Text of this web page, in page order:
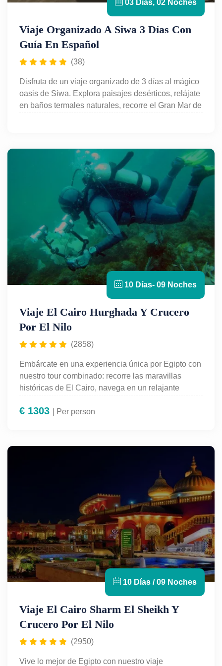
03 Días, 02 Noches
Viaje Organizado A Siwa 3 Días Con
Guía En Español
(38)
Disfruta de un viaje organizado de 3 días al mágico
oasis de Siwa. Explora paisajes desérticos, relájate
en baños termales naturales, recorre el Gran Mar de
español y traslados privados desde El Cairo. Una
escapada ideal para desconectar y vivir una
experiencia inolvidable en el corazón del desierto
10 Días- 09 Noches
Viaje El Cairo Hurghada Y Crucero
Por El Nilo
(2858)
Embárcate en una experiencia única por Egipto con
nuestro tour combinado: recorre las maravillas
históricas de El Cairo, navega en un relajante
disfruta de las playas paradisíacas de Hurghada en
naturaleza y el confort egipcio. Con Egypt For
Travel, vive Egipto con guías expertos, alojamientos
seleccionados y atención personalizada. ¡Reserva
€ 1303 | Per person
10 Días / 09 Noches
Viaje El Cairo Sharm El Sheikh Y
Crucero Por El Nilo
(2950)
Vive lo mejor de Egipto con nuestro viaje